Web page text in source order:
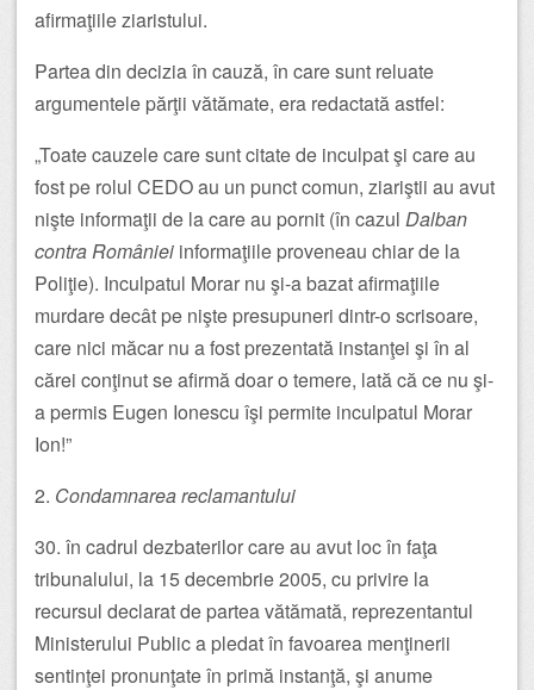
afirmaţiile ziaristului.
Partea din decizia în cauză, în care sunt reluate
argumentele părţii vătămate, era redactată astfel:
„Toate cauzele care sunt citate de inculpat şi care au
fost pe rolul CEDO au un punct comun, ziariştii au avut
nişte informaţii de la care au pornit (în cazul Dalban
contra României informaţiile proveneau chiar de la
Poliţie). Inculpatul Morar nu şi-a bazat afirmaţiile
murdare decât pe nişte presupuneri dintr-o scrisoare,
care nici măcar nu a fost prezentată instanţei şi în al
cărei conţinut se afirmă doar o temere, lată că ce nu şi-
a permis Eugen Ionescu îşi permite inculpatul Morar
Ion!”
2. Condamnarea reclamantului
30. în cadrul dezbaterilor care au avut loc în faţa
tribunalului, la 15 decembrie 2005, cu privire la
recursul declarat de partea vătămată, reprezentantul
Ministerului Public a pledat în favoarea menţinerii
sentinţei pronunţate în primă instanţă, şi anume